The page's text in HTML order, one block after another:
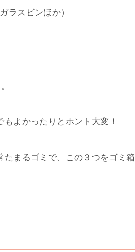
ラスビンほか）
よかったりとホント大変！
まるゴミで、この３つをゴミ箱